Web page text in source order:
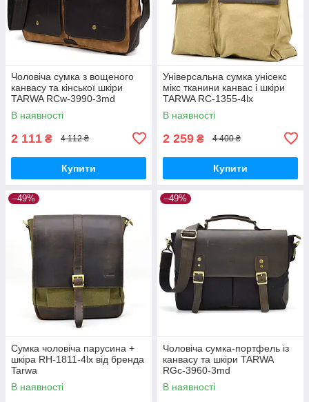
Чоловіча сумка з вощеного
канвасу та кінської шкіри
TARWA RCw-3990-3md
В наявності
2 111 ₴ 4 112 ₴
Купити
Універсальна сумка унісекс
мікс тканини канвас і шкіри
TARWA RC-1355-4lx
В наявності
2 259 ₴ 4 400 ₴
Купити
–49%
Сумка чоловіча парусина +
шкіра RH-1811-4lx від бренда
Tarwa
В наявності
–49%
Чоловіча сумка-портфель із
канвасу та шкіри TARWA
RGc-3960-3md
В наявності